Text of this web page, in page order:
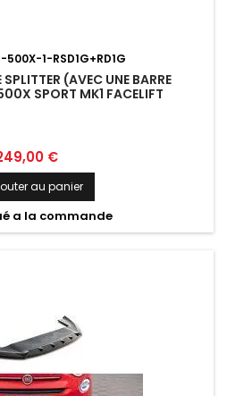
500X-1-RSD1G+RD1G
(AVEC UNE BARRE
SPORT MK1 FACELIFT
€
au panier
a la commande